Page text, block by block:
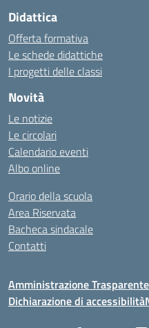
Didattica
Offerta formativa
Le schede didattiche
I progetti delle classi
Novità
Le notizie
Le circolari
Calendario eventi
Albo online
Orario della scuola
Area Riservata
Bacheca sindacale
Contatti
Amministrazione Trasparente
Dichiarazione di accessibilità